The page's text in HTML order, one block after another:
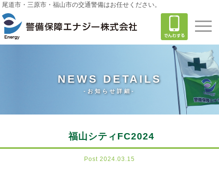
尾道市・三原市・福山市の交通警備はお任せください。
NEWS DETAILS
-お知らせ詳細-
福山シティFC2024
Post 2024.03.15